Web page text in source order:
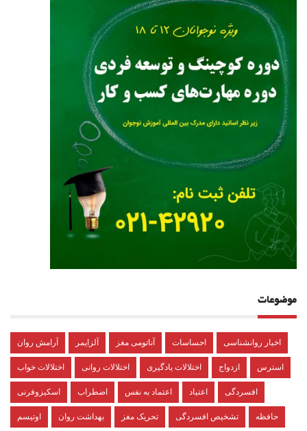
موضوعات
آرامش روان آلزایمر آناتومی مغز احساسات اخبار روانشناسی
اختلالات خواب اختلالات روانی اختلالات یادگیری ازدواج استرس
اسکیزوفرنی اضطراب اعتماد به نفس اعتیاد افسردگی
اوتیسم بهداشت روان تحریک مغز تشخیص افسردگی حافظه